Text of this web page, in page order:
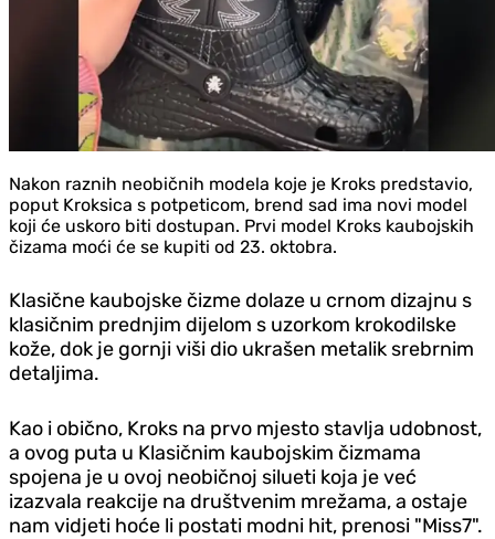
​Nakon raznih neobičnih modela koje je Kroks predstavio,
poput Kroksica s potpeticom, brend sad ima novi model
koji će uskoro biti dostupan. Prvi model Kroks kaubojskih
čizama moći će se kupiti od 23. oktobra.
Klasične kaubojske čizme dolaze u crnom dizajnu s
klasičnim prednjim dijelom s uzorkom krokodilske
kože, dok je gornji viši dio ukrašen metalik srebrnim
detaljima.
Kao i obično, Kroks na prvo mjesto stavlja udobnost,
a ovog puta u Klasičnim kaubojskim čizmama
spojena je u ovoj neobičnoj silueti koja je već
izazvala reakcije na društvenim mrežama, a ostaje
nam vid‌jeti hoće li postati modni hit, prenosi "Miss7".